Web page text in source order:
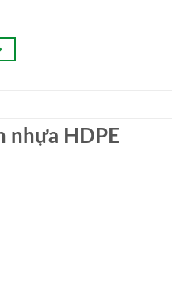
nhựa HDPE